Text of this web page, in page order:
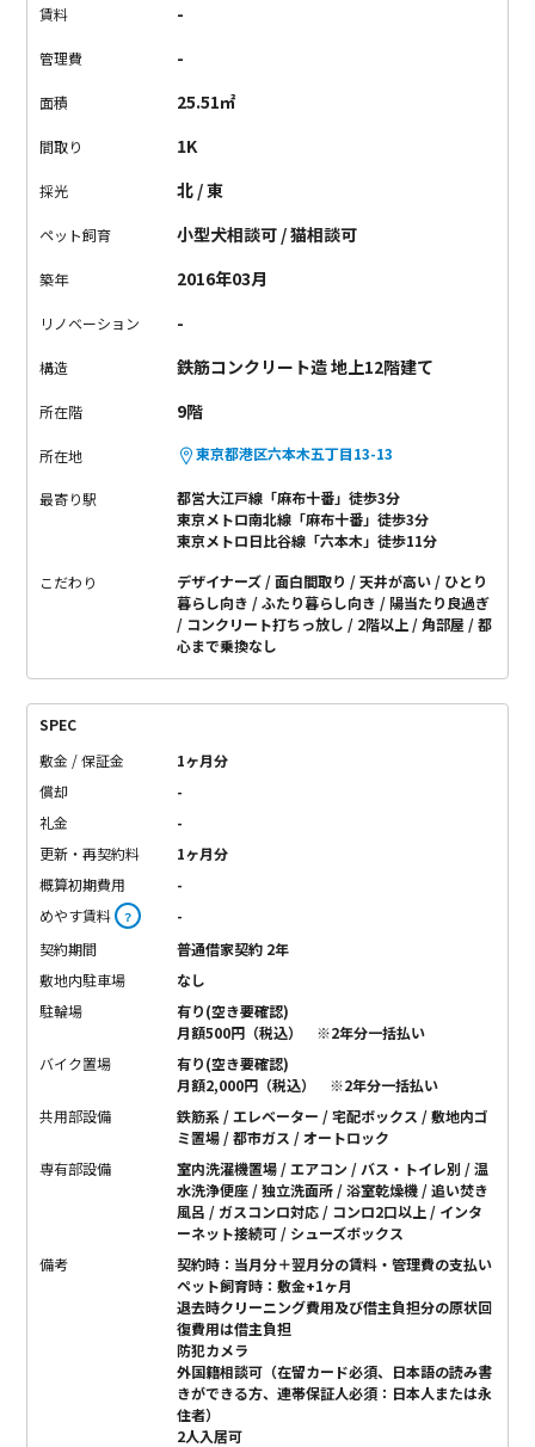
が、東向きのお部屋なので、日当り良好。
もらいましょう。
バルコニーに出て、左を向けば都会らしい高
閉めていると音は気にならないと思いました。
が敷かれています。 そのままごろ～んと、、、
す。ベッドを置いても広々使って頂ける余裕があると思いま
す。
テレビ線はロフトにしか付いていないので、
使用いただくのもありかと思います。
たっぷりの収納スペース付きです。洗濯機置き場の上にも収納
利な追い焚き機能付きです。
のなる大きさだと思います！天井が高いとのびのびした気分に
い！毎日ここに戻って来れるなんて、幸せです～
賃料 -
管理費 -
面積 25.51㎡
間取り 1K
採光 北 / 東
ペット飼育 小型犬相談可 / 猫相談可
築年 2016年03月
リノベーション -
構造 鉄筋コンクリート造 地上12階建て
所在階 9階
所在地 東京都港区六本木五丁目13-13
最寄り駅
都営大江戸線「麻布十番」徒歩3分
東京メトロ南北線「麻布十番」徒歩3分
東京メトロ日比谷線「六本木」徒歩11分
こだわり デザイナーズ 面白間取り 天井が高い
ひとり
暮らし向き
ふたり暮らし向き
陽当たり良過ぎ
コンクリート打ちっ放し
2階以上 角部屋
都
心まで乗換なし
SPEC
敷金 / 保証金
1ヶ月分
償却
-
礼金
-
更新・再契約料
1ヶ月分
概算初期費用
-
めやす賃料 ？
-
契約期間
普通借家契約 2年
敷地内駐車場
なし
駐輪場
有り(空き要確認)
月額500円（税込） ※2年分一括払い
バイク置場
有り(空き要確認)
月額2,000円（税込） ※2年分一括払い
共用部設備
鉄筋系 / エレベーター / 宅配ボックス / 敷地内ゴ
ミ置場 / 都市ガス / オートロック
専有部設備
室内洗濯機置場 / エアコン / バス・トイレ別 / 温
水洗浄便座 / 独立洗面所 / 浴室乾燥機 / 追い焚き
風呂 / ガスコンロ対応 / コンロ2口以上 / インタ
ーネット接続可 / シューズボックス
備考
契約時：当月分＋翌月分の賃料・管理費の支払い
ペット飼育時：敷金+1ヶ月
退去時クリーニング費用及び借主負担分の原状回
復費用は借主負担
防犯カメラ
外国籍相談可（在留カード必須、日本語の読み書
きができる方、連帯保証人必須：日本人または永
住者）
2人入居可